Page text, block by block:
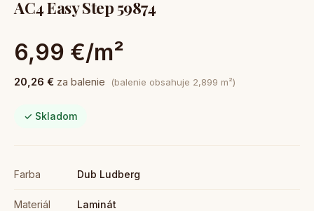
AC4 Easy Step 59874
6,99 €/m²
20,26 € za balenie (balenie obsahuje 2,899 m²)
✓ Skladom
Farba Dub Ludberg
Materiál Laminát